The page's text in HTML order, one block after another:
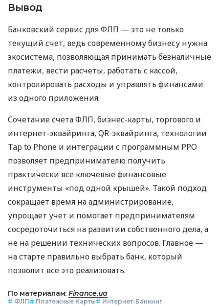
Вывод
Банковский сервис для ФЛП — это не только
текущий счет, ведь современному бизнесу нужна
экосистема, позволяющая принимать безналичные
платежи, вести расчеты, работать с кассой,
контролировать расходы и управлять финансами
из одного приложения.
Сочетание счета ФЛП, бизнес-карты, торгового и
интернет-эквайринга, QR-эквайринга, технологии
Tap to Phone и интеграции с программным РРО
позволяет предпринимателю получить
практически все ключевые финансовые
инструменты «под одной крышей». Такой подход
сокращает время на администрирование,
упрощает учет и помогает предпринимателям
сосредоточиться на развитии собственного дела, а
не на решении технических вопросов. Главное —
на старте правильно выбрать банк, который
позволит все это реализовать.
По материалам: Finance.ua
# ФЛП# Платежные Карты# Интернет-Банкинг